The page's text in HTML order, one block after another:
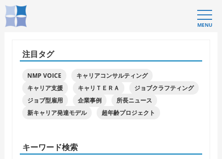
MENU
注目タグ
NMP VOICE
キャリアコンサルティング
キャリア支援
キャリＴＥＲＡ
ジョブクラフティング
ジョブ型雇用
企業事例
所長ニュース
新キャリア発達モデル
超年齢プロジェクト
キーワード検索